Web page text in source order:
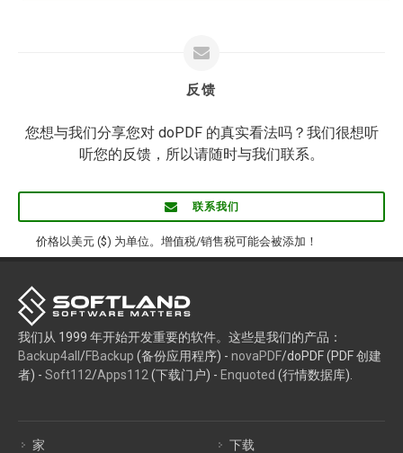
反馈
您想与我们分享您对 doPDF 的真实看法吗？我们很想听
听您的反馈，所以请随时与我们联系。
联系我们
价格以美元 ($) 为单位。增值税/销售税可能会被添加！
我们从 1999 年开始开发重要的软件。这些是我们的产品：
Backup4all /FBackup (备份应用程序) - novaPDF/doPDF (PDF 创建
者) - Soft112/Apps112 (下载门户) - Enquoted (行情数据库).
家
下载